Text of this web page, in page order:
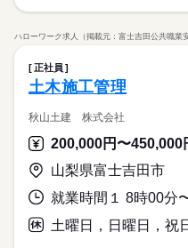
ハローワーク求人（掲載元：富士吉田公共職業
正社員
土木施工管理
秋山土建 株式会社
山梨県富士吉田市
就業時間１ 8時00分
土曜日，日曜日，祝